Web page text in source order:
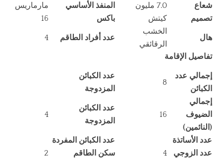
شعاع
7.0 مليون المنفذ الأساسي
مارماريس
تصميم
كيتش باكس 16
هال
الخشب
الرقائقي
عدد أفراد الطاقم 4
تفاصيل الإقامة
إجمالي عدد
الكبائن
8
عدد الكبائن
المزدوجة
إجمالي
الضيوف
(النائمين)
16
عدد الكبائن
المزدوجة
4
عدد الأساتذة
عدد الكبائن المفردة
عدد الزوجي
4 سكن الطاقم
2